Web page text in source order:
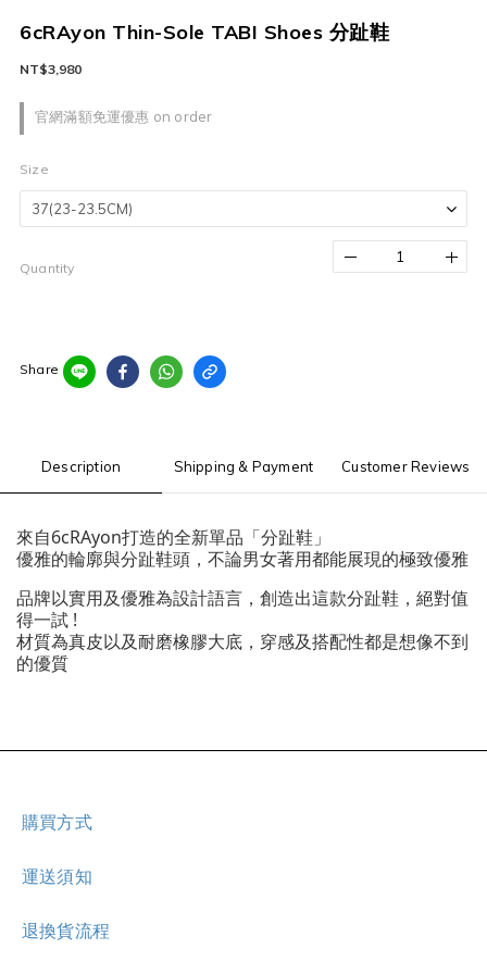
6cRAyon Thin-Sole TABI Shoes 分趾鞋
官網滿額免運優惠 on order
NT$3,980
Size
Quantity
Share
Description Shipping & Payment Customer Reviews
來自6cRAyon打造的全新單品「分趾鞋」
優雅的輪廓與分趾鞋頭，不論男女著用都能展現的極致優雅
品牌以實用及優雅為設計語言，創造出這款分趾鞋，絕對值
得一試 !
材質為真皮以及耐磨橡膠大底，穿感及搭配性都是想像不到
的優質
購買方式
運送須知
退換貨流程